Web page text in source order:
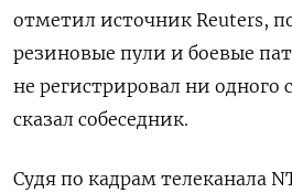
отметил источник Reuters,
резиновые пули и боевые
не регистрировал ни одного
сказал собеседник.
Судя по кадрам телеканала